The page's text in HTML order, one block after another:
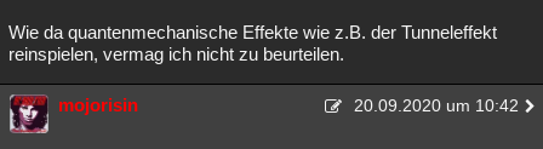
Wie da quantenmechanische Effekte wie z.B. der Tunneleffekt
reinspielen, vermag ich nicht zu beurteilen.
mojorisin 20.09.2020 um 10:42